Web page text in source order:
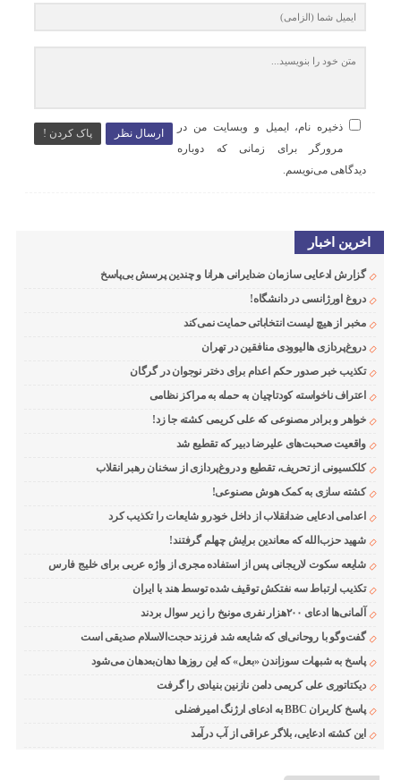
ارسال نظر پاک کردن !
ذخیره نام، ایمیل و وبسایت من در
مرورگر برای زمانی که دوباره
دیدگاهی می‌نویسم.
اخرین اخبار
گزارش ادعایی سازمان ضدایرانی هرانا و چندین پرسش بی‌پاسخ
دروغ اورژانسی در دانشگاه!
مخبر از هیچ لیست انتخاباتی حمایت نمی‌کند
دروغ‌پردازی هالیوودی منافقین در تهران
تکذیب خبر صدور حکم اعدام برای دختر نوجوان در گرگان
اعتراف ناخواسته کودتاچیان به حمله به مراکز نظامی
خواهر و برادر مصنوعی که علی کریمی کشته جا زد!
واقعیت صحبت‌های علیرضا دبیر که تقطیع شد
کلکسیونی از تحریف، تقطیع و دروغ‌پردازی از سخنان رهبر انقلاب
کشته سازی به کمک هوش مصنوعی!
اعدامی ادعایی ضدانقلاب از داخل خودرو شایعات را تکذیب کرد
شهید حزب‌الله که معاندین برایش چهلم گرفتند!
شایعه سکوت لاریجانی پس از استفاده مجری از واژه عربی برای خلیج فارس
تکذیب ارتباط سه نفتکش توقیف شده توسط هند با ایران
آلمانی‌ها ادعای ۲۰۰هزار نفری مونیخ را زیر سوال بردند
گفت‌وگو با روحانی‌ای که شایعه شد فرزند حجت‌الاسلام صدیقی است
پاسخ به شبهات سوزاندن «بعل» که این روزها دهان‌به‌دهان می‌شود
دیکتاتوری علی کریمی دامن نازنین بنیادی را گرفت
پاسخ کاربران BBC به ادعای ارژنگ امیرفضلی
این کشته ادعایی، بلاگر عراقی از آب درآمد